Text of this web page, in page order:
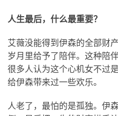
人生最后，什么最重要？
艾薇没能得到伊森的全部财
岁月里给予了陪伴。这种陪
很多人认为这个心机女不过
给伊森带来过一些欢乐。
人老了，最怕的是孤独。伊